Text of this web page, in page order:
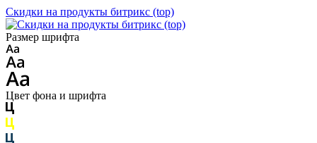
Скидки на продукты битрикс (top)
Размер шрифта
Цвет фона и шрифта